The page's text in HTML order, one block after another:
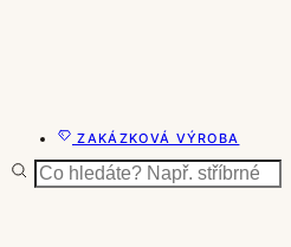
ZAKÁZKOVÁ VÝROBA